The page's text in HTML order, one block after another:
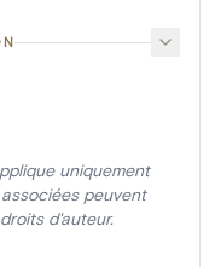
uniquement
peuvent
d'auteur.